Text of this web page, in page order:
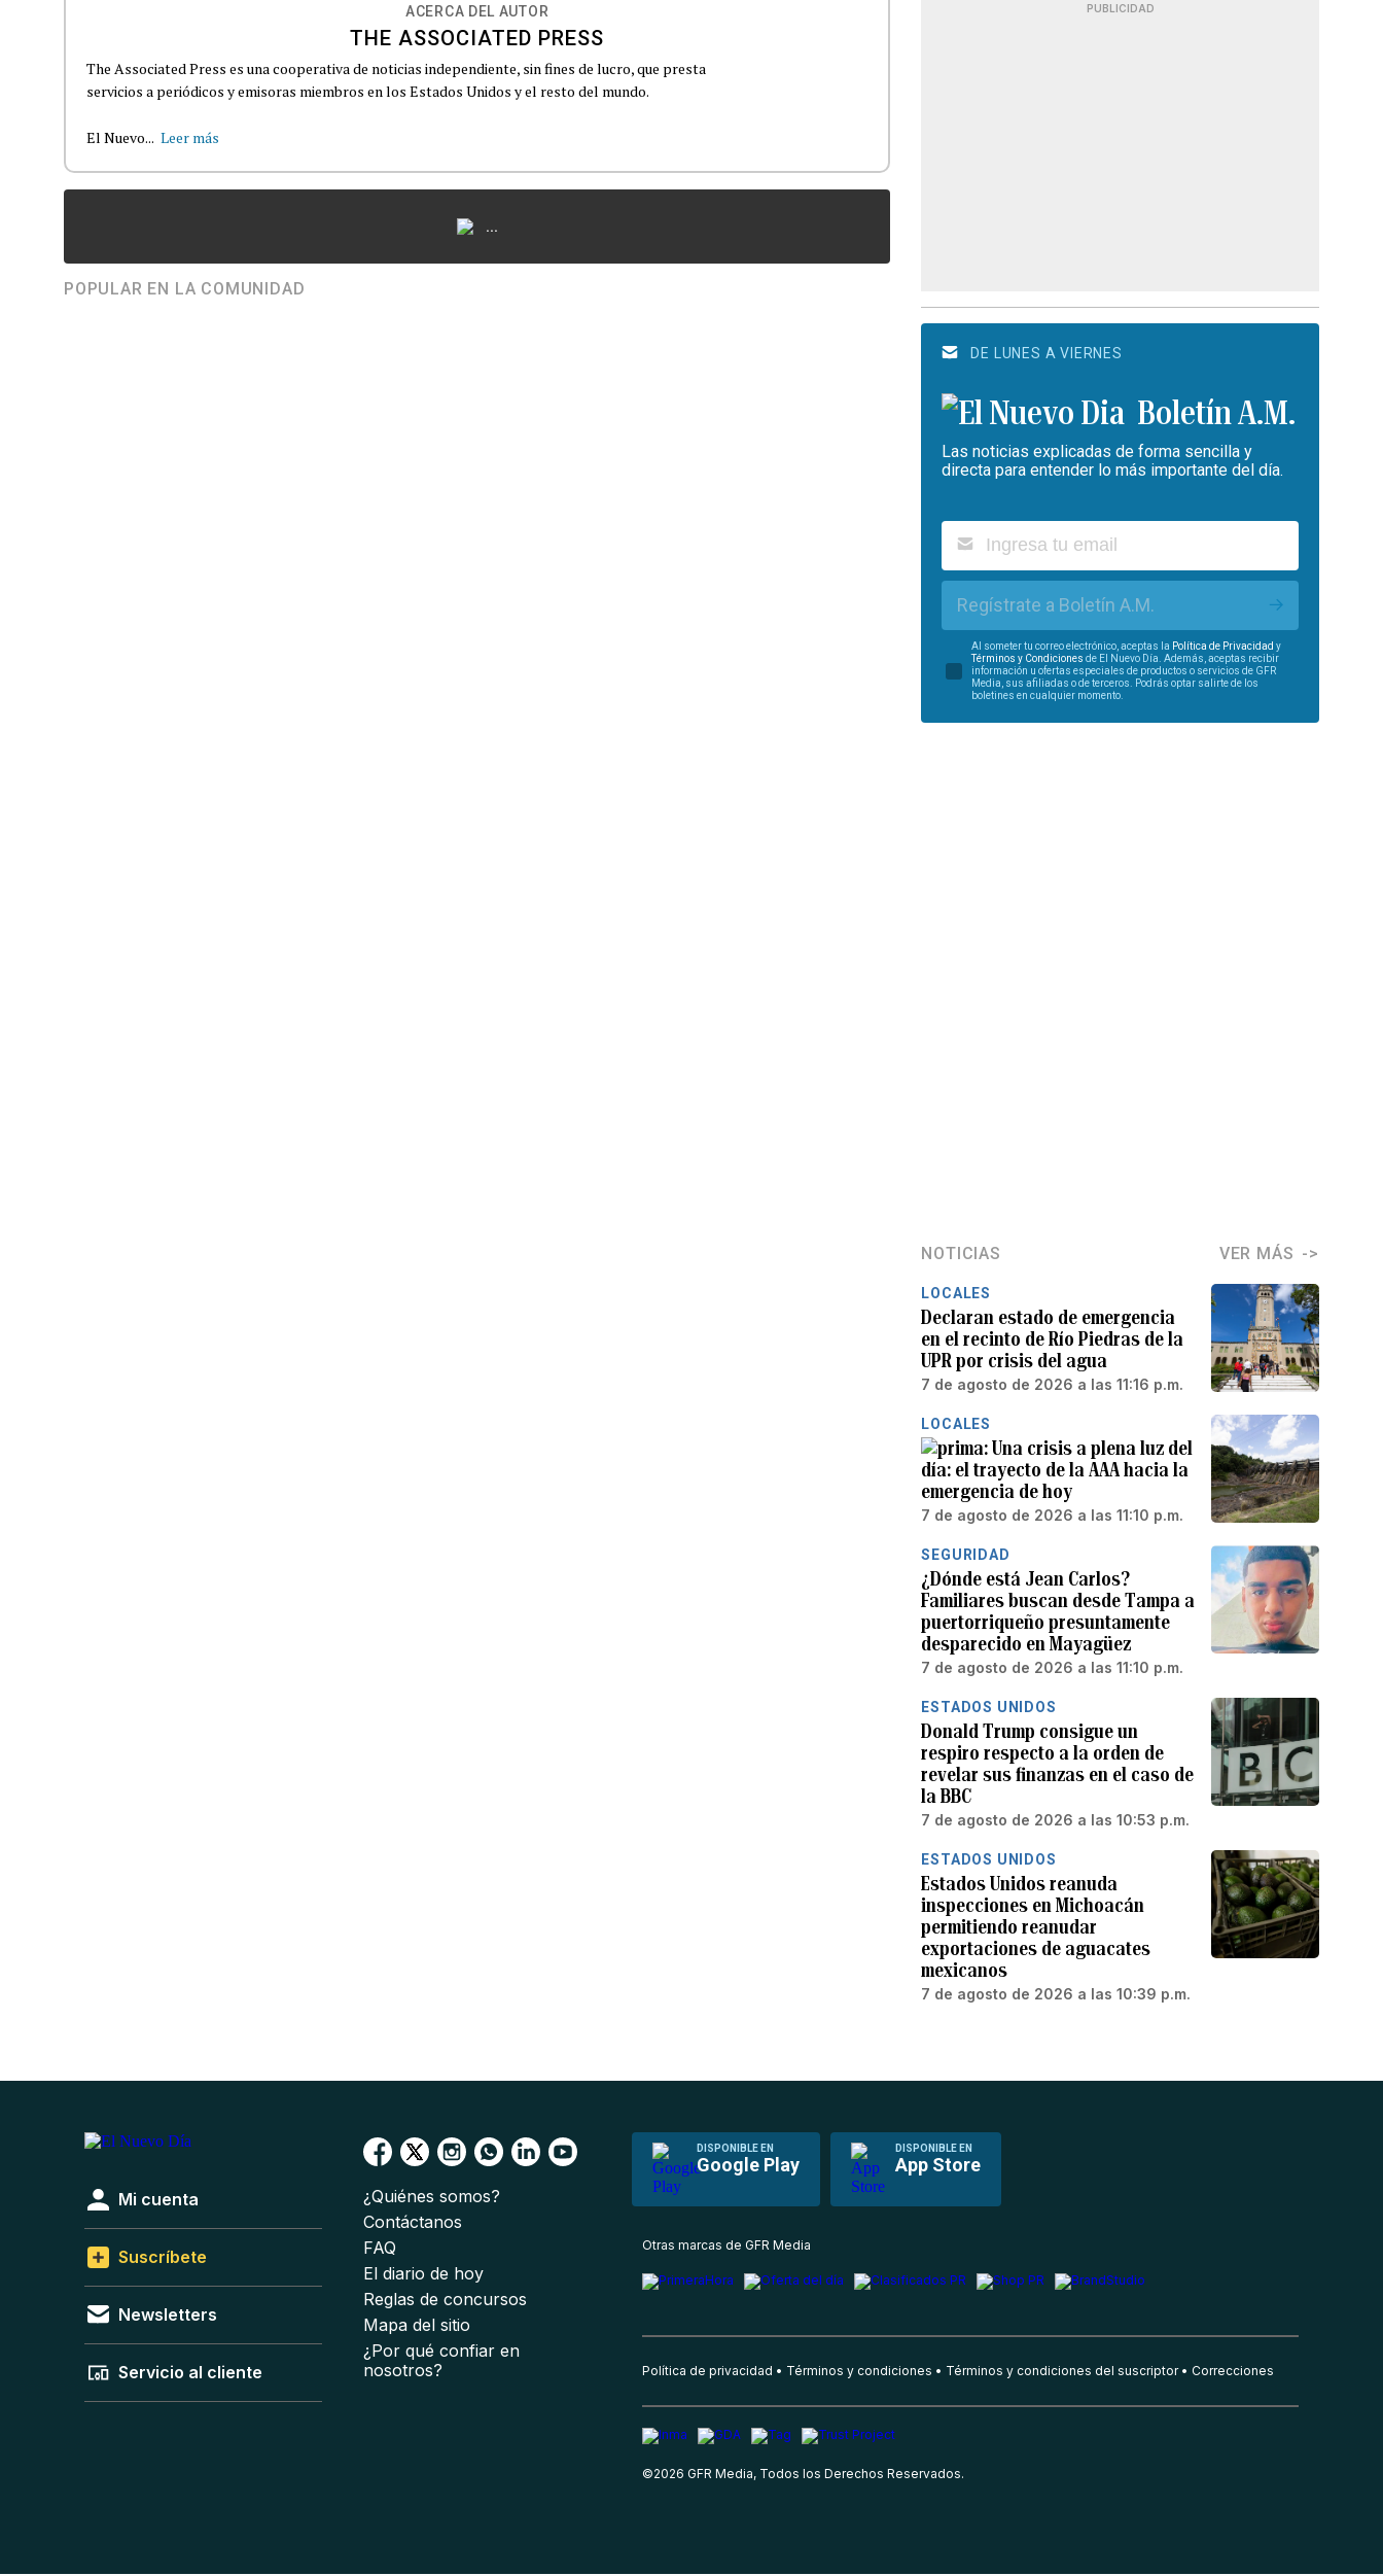
ACERCA DEL AUTOR
THE ASSOCIATED PRESS
The Associated Press es una cooperativa de noticias independiente, sin fines de lucro, que presta
servicios a periódicos y emisoras miembros en los Estados Unidos y el resto del mundo.
El Nuevo... Leer más
...
POPULAR EN LA COMUNIDAD
PUBLICIDAD
DE LUNES A VIERNES
Boletín A.M.
Las noticias explicadas de forma sencilla y
directa para entender lo más importante del día.
Regístrate a Boletín A.M.
Al someter tu correo electrónico, aceptas la Política de Privacidad y
Términos y Condiciones de El Nuevo Día. Además, aceptas recibir
información u ofertas especiales de productos o servicios de GFR
Media, sus afiliadas o de terceros. Podrás optar salirte de los
boletines en cualquier momento.
NOTICIAS VER MÁS
LOCALES
Declaran estado de emergencia
en el recinto de Río Piedras de la
UPR por crisis del agua
7 de agosto de 2026 a las 11:16 p.m.
LOCALES
Una crisis a plena luz del
día: el trayecto de la AAA hacia la
emergencia de hoy
7 de agosto de 2026 a las 11:10 p.m.
SEGURIDAD
¿Dónde está Jean Carlos?
Familiares buscan desde Tampa a
puertorriqueño presuntamente
desparecido en Mayagüez
7 de agosto de 2026 a las 11:10 p.m.
ESTADOS UNIDOS
Donald Trump consigue un
respiro respecto a la orden de
revelar sus finanzas en el caso de
la BBC
7 de agosto de 2026 a las 10:53 p.m.
ESTADOS UNIDOS
Estados Unidos reanuda
inspecciones en Michoacán
permitiendo reanudar
exportaciones de aguacates
mexicanos
7 de agosto de 2026 a las 10:39 p.m.
DISPONIBLE EN
Google Play
DISPONIBLE EN
App Store
Mi cuenta
Suscríbete
Newsletters
Servicio al cliente
¿Quiénes somos?
Contáctanos
FAQ
El diario de hoy
Reglas de concursos
Mapa del sitio
¿Por qué confiar en
nosotros?
Otras marcas de GFR Media
Política de privacidad Términos y condiciones Términos y condiciones del suscriptor Correcciones
©2026 GFR Media, Todos los Derechos Reservados.